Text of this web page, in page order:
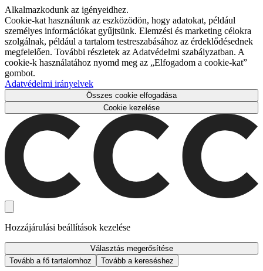
Alkalmazkodunk az igényeidhez.
Cookie-kat használunk az eszközödön, hogy adatokat, például
személyes információkat gyűjtsünk. Elemzési és marketing célokra
szolgálnak, például a tartalom testreszabásához az érdeklődésednek
megfelelően. További részletek az Adatvédelmi szabályzatban. A
cookie-k használatához nyomd meg az „Elfogadom a cookie-kat”
gombot.
Adatvédelmi irányelvek
Összes cookie elfogadása
Cookie kezelése
Hozzájárulási beállítások kezelése
Választás megerősítése
Tovább a fő tartalomhoz
Tovább a kereséshez